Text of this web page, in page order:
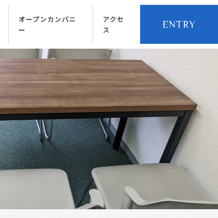
オープンカンパニ
ー
アクセ
ス
ENTRY